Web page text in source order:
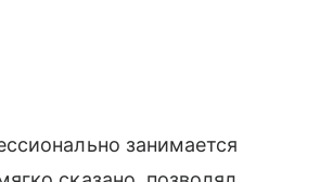
занимается